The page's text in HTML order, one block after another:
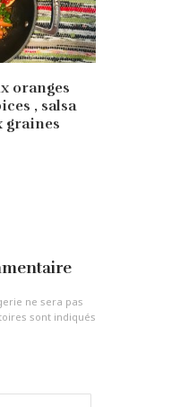
oranges
, salsa
graines
ne sera pas
sont indiqués